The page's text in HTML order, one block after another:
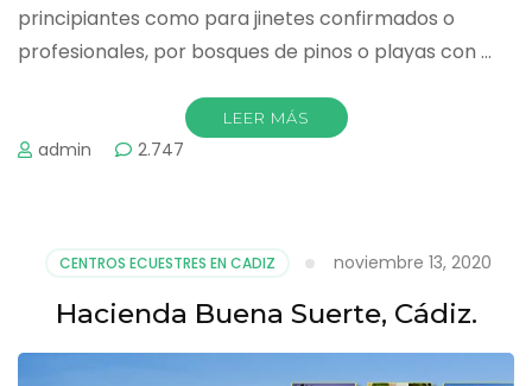
principiantes como para jinetes confirmados o
profesionales, por bosques de pinos o playas con …
LEER MÁS
admin 2.747
CENTROS ECUESTRES EN CADIZ noviembre 13, 2020
Hacienda Buena Suerte, Cádiz.